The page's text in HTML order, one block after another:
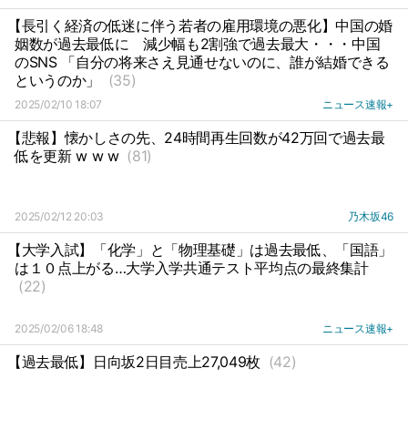
【長引く経済の低迷に伴う若者の雇用環境の悪化】中国の婚
姻数が過去最低に
減少幅も2割強で過去最大・・・中国
のSNS 「自分の将来さえ見通せないのに、誰が結婚できる
というのか」
(35)
2025/02/10 18:07 ニュース速報+
【悲報】懐かしさの先、24時間再生回数が42万回で過去最
低を更新 w w w (81)
2025/02/12 20:03 乃木坂46
【大学入試】「化学」と「物理基礎」は過去最低、「国語」
は１０点上がる…大学入学共通テスト平均点の最終集計
(22)
2025/02/06 18:48 ニュース速報+
【過去最低】日向坂2日目売上27,049枚 (42)